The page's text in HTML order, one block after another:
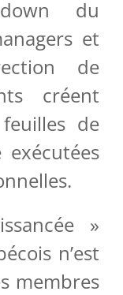
du
et
de
créent
de
»
n’est
membres